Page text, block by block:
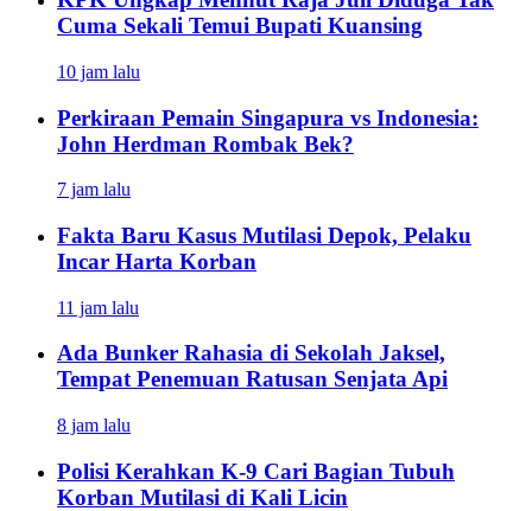
Cuma Sekali Temui Bupati Kuansing
10 jam lalu
Perkiraan Pemain Singapura vs Indonesia:
John Herdman Rombak Bek?
7 jam lalu
Fakta Baru Kasus Mutilasi Depok, Pelaku
Incar Harta Korban
11 jam lalu
Ada Bunker Rahasia di Sekolah Jaksel,
Tempat Penemuan Ratusan Senjata Api
8 jam lalu
Polisi Kerahkan K-9 Cari Bagian Tubuh
Korban Mutilasi di Kali Licin